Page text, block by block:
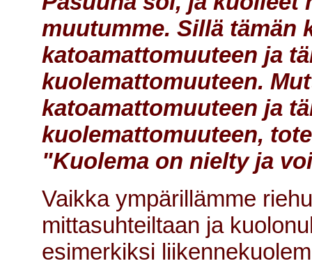
muutumme. Sillä tämän
katoamattomuuteen ja
kuolemattomuuteen.
katoamattomuuteen ja
kuolemattomuuteen,
"Kuolema on nielty ja
Vaikka ympärillämme
mittasuhteiltaan ja
esimerkiksi